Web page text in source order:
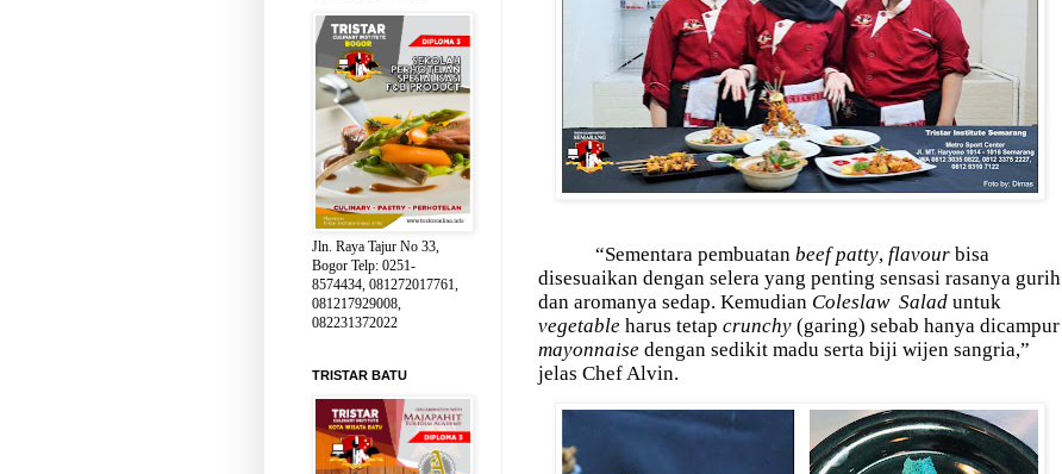
“Sementara pembuatan beef patty, flavour bisa
disesuaikan dengan selera yang penting sensasi rasanya gurih
dan aromanya sedap. Kemudian Coleslaw Salad untuk
vegetable harus tetap crunchy (garing) sebab hanya dicampur
mayonnaise dengan sedikit madu serta biji wijen sangria,”
jelas Chef Alvin.
Jln. Raya Tajur No 33,
Bogor Telp: 0251-
8574434, 081272017761,
081217929008,
082231372022
TRISTAR BATU